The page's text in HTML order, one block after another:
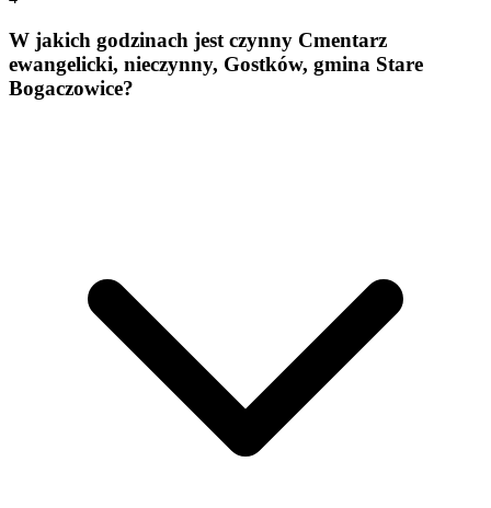
W jakich godzinach jest czynny Cmentarz
ewangelicki, nieczynny, Gostków, gmina Stare
Bogaczowice?